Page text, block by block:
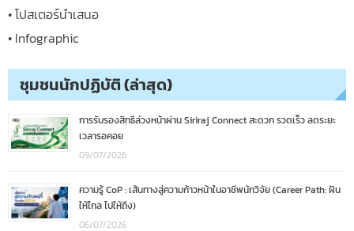
• โปสเตอร์นำเสนอ
• Infographic
ชุมชนนักปฏิบัติ (ล่าสุด)
การรับรองสิทธิล่วงหน้าผ่าน Siriraj Connect สะดวก รวดเร็ว ลดระยะ
เวลารอคอย
09/07/2026
ความรู้ CoP : เส้นทางสู่ความก้าวหน้าในอาชีพนักวิจัย (Career Path: ฝัน
ให้ไกล ไปให้ถึง)
06/07/2026